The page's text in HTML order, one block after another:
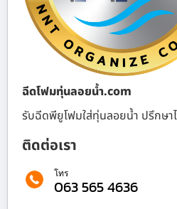
ฉีดโฟมทุ่นลอยน้ำ.com
รับฉีดพียูโฟมใส่ทุ่นลอยน้ำ ปรึกษา
ติดต่อเรา
โทร
063 565 4636